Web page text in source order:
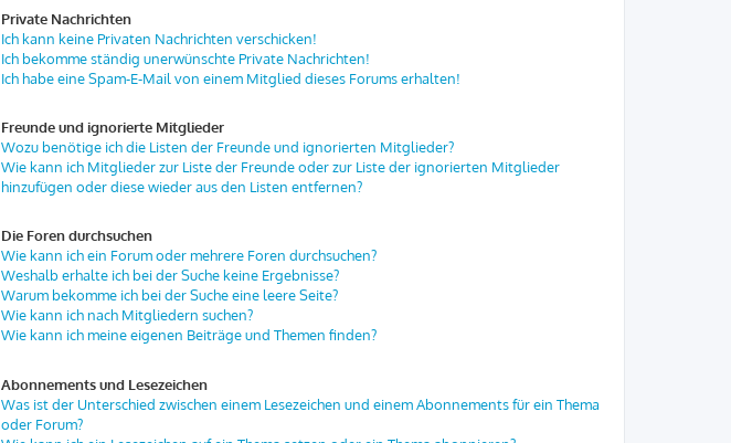
Private Nachrichten
Ich kann keine Privaten Nachrichten verschicken!
Ich bekomme ständig unerwünschte Private Nachrichten!
Ich habe eine Spam-E-Mail von einem Mitglied dieses Forums erhalten!
Freunde und ignorierte Mitglieder
Wozu benötige ich die Listen der Freunde und ignorierten Mitglieder?
Wie kann ich Mitglieder zur Liste der Freunde oder zur Liste der ignorierten Mitglieder
hinzufügen oder diese wieder aus den Listen entfernen?
Die Foren durchsuchen
Wie kann ich ein Forum oder mehrere Foren durchsuchen?
Weshalb erhalte ich bei der Suche keine Ergebnisse?
Warum bekomme ich bei der Suche eine leere Seite?
Wie kann ich nach Mitgliedern suchen?
Wie kann ich meine eigenen Beiträge und Themen finden?
Abonnements und Lesezeichen
Was ist der Unterschied zwischen einem Lesezeichen und einem Abonnements für ein Thema
oder Forum?